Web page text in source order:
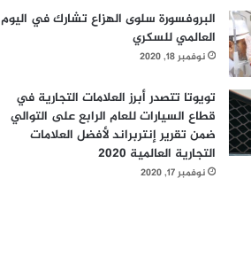
البروفسورة سلوى الهزاع تشارك في اليوم
العالمي للسكري
نوفمبر 18, 2020
تويوتا تتصدر أبرز العلامات التجارية في
قطاع السيارات للعام الرابع على التوالي
ضمن تقرير إنتربراند لأفضل العلامات
التجارية العالمية 2020
نوفمبر 17, 2020